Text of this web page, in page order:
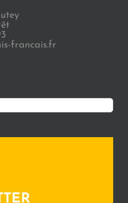
francais.fr